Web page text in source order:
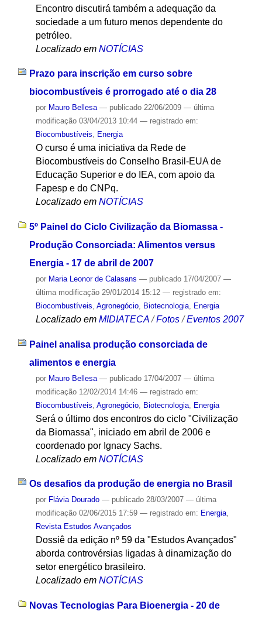
Encontro discutirá também a adequação da
sociedade a um futuro menos dependente do
petróleo.
Localizado em NOTÍCIAS
Prazo para inscrição em curso sobre
biocombustíveis é prorrogado até o dia 28
por Mauro Bellesa — publicado22/06/2009 — última
modificação03/04/2013 10:44 — registrado em:
Biocombustíveis, Energia
O curso é uma iniciativa da Rede de
Biocombustíveis do Conselho Brasil-EUA de
Educação Superior e do IEA, com apoio da
Fapesp e do CNPq.
Localizado em NOTÍCIAS
5º Painel do Ciclo Civilização da Biomassa -
Produção Consorciada: Alimentos versus
Energia - 17 de abril de 2007
por Maria Leonor de Calasans — publicado17/04/2007 —
última modificação29/01/2014 15:12 — registrado em:
Biocombustíveis, Agronegócio, Biotecnologia, Energia
Localizado em MIDIATECA /Fotos /Eventos 2007
Painel analisa produção consorciada de
alimentos e energia
por Mauro Bellesa — publicado17/04/2007 — última
modificação12/02/2014 14:46 — registrado em:
Biocombustíveis Agronegócio, Biotecnologia, Energia
Será o último dos encontros do ciclo "Civilização
da Biomassa", iniciado em abril de 2006 e
coordenado por Ignacy Sachs.
Localizado em NOTÍCIAS
Os desafios da produção de energia no Brasil
por Flávia Dourado — publicado28/03/2007 — última
modificação02/06/2015 17:59 — registrado em: Energia,
Revista Estudos Avançados
Dossiê da edição nº 59 da "Estudos Avançados"
aborda controvérsias ligadas à dinamização do
setor energético brasileiro.
Localizado em NOTÍCIAS
Novas Tecnologias Para Bioenergia - 20 de